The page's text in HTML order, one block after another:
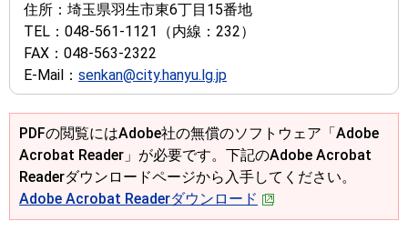
住所： 埼玉県羽生市東6丁目15番地
TEL： 048-561-1121
（内線：232）
FAX： 048-563-2322
E-Mail： senkan@city.hanyu.lg.jp
PDFの閲覧にはAdobe社の無償のソフトウェア「Adobe
Acrobat Reader」が必要です。下記のAdobe Acrobat
Readerダウンロードページから入手してください。
Adobe Acrobat Readerダウンロード